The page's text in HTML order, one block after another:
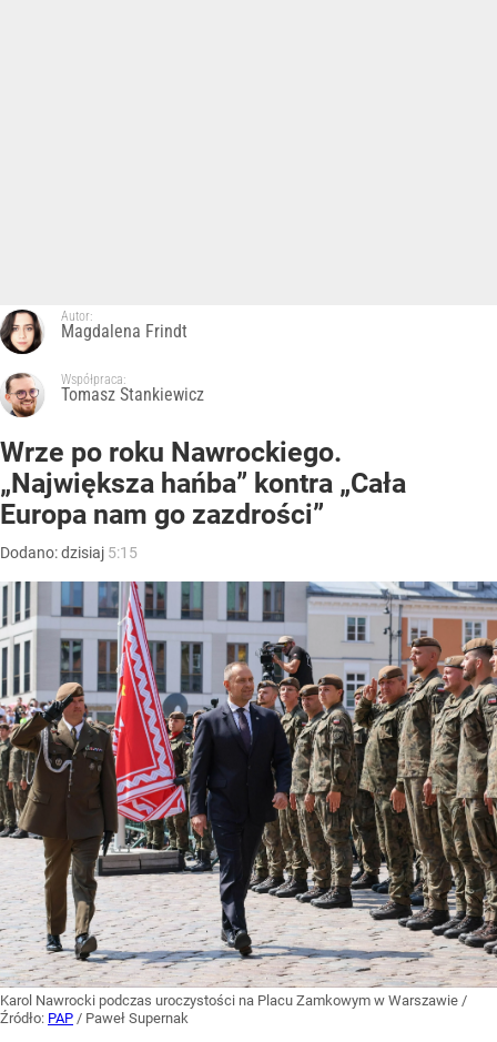
Autor:
Magdalena Frindt
Współpraca:
Tomasz Stankiewicz
Wrze po roku Nawrockiego.
„Największa hańba” kontra „Cała
Europa nam go zazdrości”
Dodano:dzisiaj 5:15
Karol Nawrocki podczas uroczystości na Placu Zamkowym w Warszawie /
Źródło: PAP / Paweł Supernak